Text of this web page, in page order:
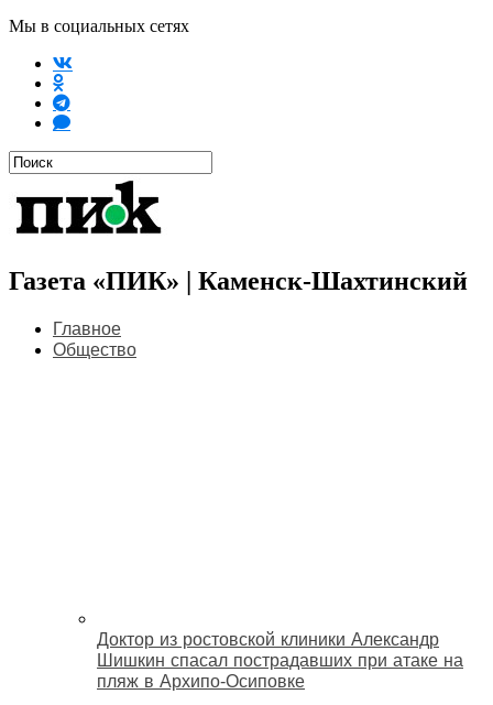
Мы в социальных сетях
Газета «ПИК» | Каменск-Шахтинский
Главное
Общество
Доктор из ростовской клиники Александр
Шишкин спасал пострадавших при атаке на
пляж в Архипо‑Осиповке